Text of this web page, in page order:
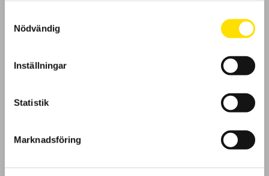
Nödvändig
Inställningar
Statistik
Marknadsföring
Kundundersökning